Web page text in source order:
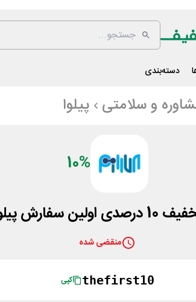
دسته‌بندی
و سلامتی پیلوا
10%
سفارش پیلوا
منقضی شده
thefirst10 کپی